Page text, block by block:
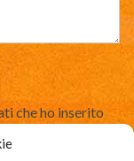
che ho inserito
indirizzo di posta